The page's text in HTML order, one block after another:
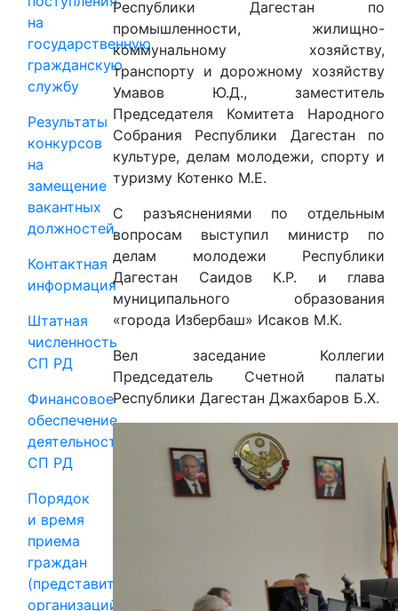
на
государственную
гражданскую
службу
Результаты
конкурсов
на
замещение
вакантных
должностей
Контактная
информация
Штатная
численность
СП РД
Финансовое
обеспечение
деятельности
СП РД
Порядок
и время
приема
граждан
(представителей
организаций)
Республики Дагестан по
промышленности, жилищно-
коммунальному хозяйству,
транспорту и дорожному хозяйству
Умавов Ю.Д., заместитель
Председателя Комитета Народного
Собрания Республики Дагестан по
культуре, делам молодежи, спорту и
туризму Котенко М.Е.
С разъяснениями по отдельным
вопросам выступил министр по
делам молодежи Республики
Дагестан Саидов К.Р. и глава
муниципального образования
«города Избербаш» Исаков М.К.
Вел заседание Коллегии
Председатель Счетной палаты
Республики Дагестан Джахбаров Б.Х.